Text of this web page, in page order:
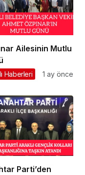
Ailesinin Mutlu
Haberleri 1 ay önce
Parti’den